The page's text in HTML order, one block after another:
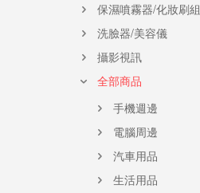
保濕噴霧器/化妝刷組
洗臉器/美容儀
攝影視訊
全部商品
手機週邊
電腦周邊
汽車用品
生活用品